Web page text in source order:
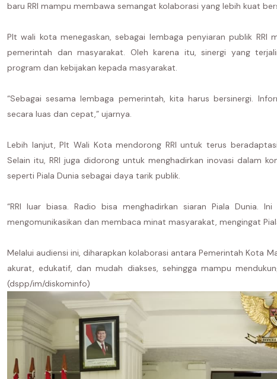
baru RRI mampu membawa semangat kolaborasi yang lebih kuat
Plt wali kota menegaskan, sebagai lembaga penyiaran publik
pemerintah dan masyarakat. Oleh karena itu, sinergi yang
program dan kebijakan kepada masyarakat.
“Sebagai sesama lembaga pemerintah, kita harus bersinergi.
secara luas dan cepat,” ujarnya.
Lebih lanjut, Plt Wali Kota mendorong RRI untuk terus
Selain itu, RRI juga didorong untuk menghadirkan inovasi dalam
seperti Piala Dunia sebagai daya tarik publik.
“RRI luar biasa. Radio bisa menghadirkan siaran Piala Dunia.
mengomunikasikan dan membaca minat masyarakat, mengingat
Melalui audiensi ini, diharapkan kolaborasi antara Pemerintah Kota
akurat, edukatif, dan mudah diakses, sehingga mampu
(dspp/im/diskominfo)